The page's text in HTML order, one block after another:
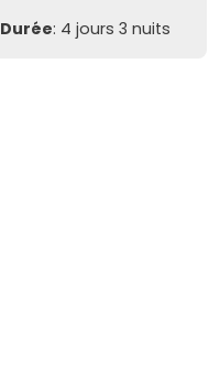
Durée: 4 jours 3 nuits